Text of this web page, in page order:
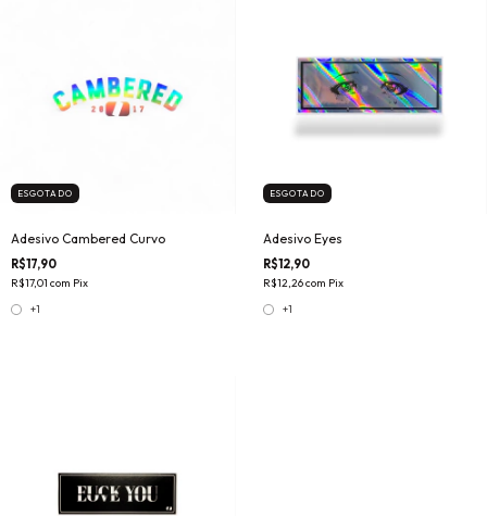
ESGOTADO
Adesivo Cambered Curvo
R$17,90
R$17,01 com Pix
+1
ESGOTADO
Adesivo Eyes
R$12,90
R$12,26com Pix
+1